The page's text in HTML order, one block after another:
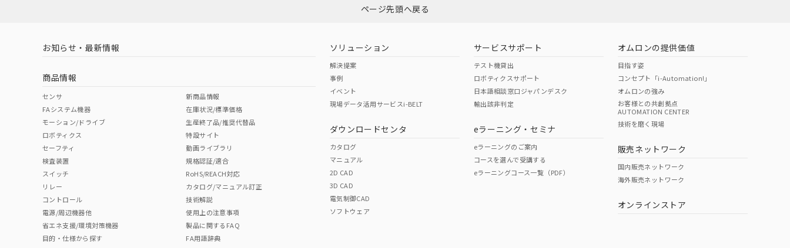
ダウンロードはこちら
中国 RoHS 注意事項・凡例
中国 RoHS表
Pb Hg Cr(VI)
O O
"対応済み"や非含有の記載がされた商品であっても、流通在庫等で未対応品が混在する可能性があります。
非含有品が必要な際は、弊社営業部門もしくは販売店へお問い合わせください。
（イギリス
（ノルウェー
（日本
（アメリカ
この製品の規格認証/適合状況ページへ
その他の認証はこちらのページからご検索ください
ページ先頭へ戻る
お知らせ・最新情報
商品情報
センサ
FAシステム機器
モーション/ドライブ
ロボティクス
セーフティ
検査装置
スイッチ
リレー
コントロール
電源/周辺機器他
省エネ支援/環境対策機器
目的・仕様から探す
新商品情報
在庫状況/標準価格
生産終了品/推奨代替品
特設サイト
動画ライブラリ
規格認証/適合
RoHS/REACH対応
カタログ/マニュアル訂正
技術解説
使用上の注意事項
製品に関するFAQ
FA用語辞典
ソリューション
解決提案
事例
イベント
現場データ活用サービスi-BELT
ダウンロードセンタ
カタログ
マニュアル
2D CAD
3D CAD
電気制御CAD
ソフトウェア
サービスサポート
テスト機貸出
ロボティクスサポート
日本語相談窓口ジャパンデスク
輸出該非判定
eラーニング・セミナ
eラーニングのご案内
コースを選んで受講する
eラーニングコース一覧（PDF）
オムロンの提供価値
目指す姿
コンセプト「i-Automation!」
オムロンの強み
お客様との共創拠点
AUTOMATION CENTER
技術を磨く現場
販売ネットワーク
国内販売ネットワーク
海外販売ネットワーク
オンラインストア